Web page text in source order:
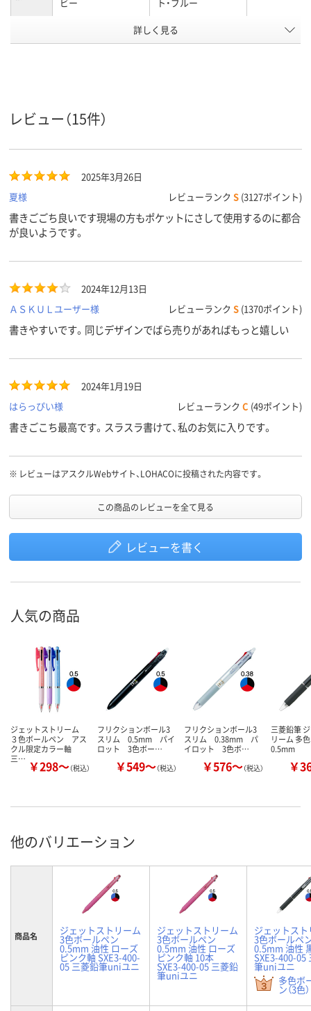
0.5mm
軸径 12.2mm
インク色 黒・赤・青 黒・赤・青 黒・赤・青
カラーグ
ブラック系、ブルー
アスクル
商品環境
スコア
詳しく見る
レビュー（15件）
2025年3月26日
夏様
レビューランク S (3127ポイント)
書きごごち良いです現場の方もポケットにさして使用するのに都合
が良いようです。
2024年12月13日
ＡＳＫＵＬユーザー様
レビューランク S (1370ポイント)
書きやすいです。同じデザインでばら売りがあればもっと嬉しい
2024年1月19日
はらっぴい様
レビューランク C (49ポイント)
書きごこち最高です。スラスラ書けて、私のお気に入りです。
※ レビューはアスクルWebサイト、LOHACOに投稿された内容です。
この商品のレビューを全て見る
レビューを書く
人気の商品
ジェットストリーム
３色ボールペン アス
クル限定カラー軸
三… ￥298～（税込）
フリクションボール3
スリム 0.5mm パイ
ロット 3色ボー…
￥549～（税込）
フリクションボール3
スリム 0.38mm パ
イロット 3色ボ…
￥576～（税込）
三菱鉛筆
リーム 多
0.5mm
￥
他のバリエーション
商品名 ジェットストリーム
3色ボールペン
0.5mm 油性 ローズ
ピンク軸 SXE3-400-
05 三菱鉛筆uniユニ
ジェットストリーム
3色ボールペン
0.5mm 油性 ローズ
ピンク軸 10本
SXE3-400-05 三菱鉛
筆uniユニ
ジェットス
3色ボールペ
0.5mm 油性
SXE3-400-05
筆uniユニ
多色ボ
ン（3色